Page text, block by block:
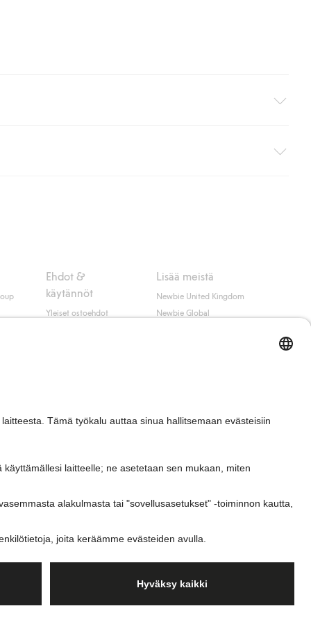
(ei koske kotiinkuljetusta). Toimituskulut
Ehdot &
käytännöt
Yleiset ostoehdot
Lisää meistä
Newbie United Kingdom
Newbie Global